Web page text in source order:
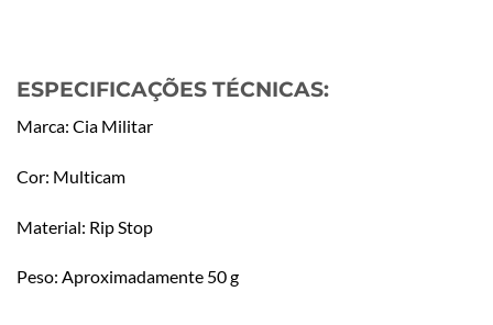
ESPECIFICAÇÕES TÉCNICAS:
Marca: Cia Militar
Cor: Multicam
Material: Rip Stop
Peso: Aproximadamente 50 g